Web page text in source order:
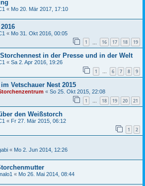
« Mo 20. Mär 2017, 17:10
« Mo 31. Okt 2016, 00:05
1 16 17 18 19
Storchennest in der Presse und in der Welt
« Sa 2. Apr 2016, 19:26
1 … 6 7 8 9
Vetschauer Nest 2015
« So 25. Okt 2015, 22:08
1 … 18 19 20 21
den Weißstorch
« Fr 27. Mär 2015, 06:12
1 2
« Mo 2. Jun 2014, 12:26
« Mo 26. Mai 2014, 08:44